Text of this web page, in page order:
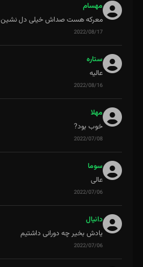
مهسام
معرکه هست صداش خیلی دل نشین
2022/08/17
ستاره
عالیه
2022/08/16
مهلا
خوب بود?
2022/07/08
سوما
عالی
2022/07/06
دانیال
یادش بخیر چه دورانی داشتیم
2022/07/06